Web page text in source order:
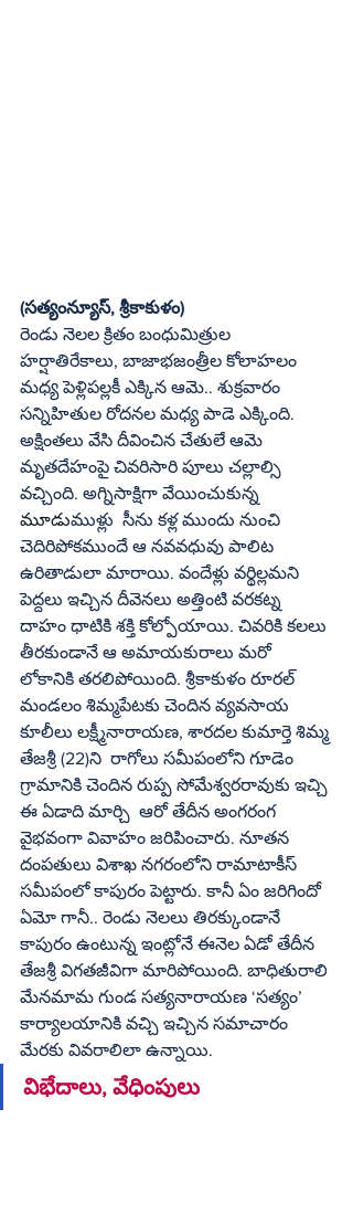
(సత్యంన్యూస్, శ్రీకాకుళం)
రెండు నెలల క్రితం బంధుమిత్రుల
హర్షాతిరేకాలు, బాజాభజంత్రీల కోలాహలం
మధ్య పెళ్లిపల్లకీ ఎక్కిన ఆమె.. శుక్రవారం
సన్నిహితుల రోదనల మధ్య పాడె ఎక్కింది.
అక్షింతలు వేసి దీవించిన చేతులే ఆమె
మృతదేహంపై చివరిసారి పూలు చల్లాల్సి
వచ్చింది. అగ్నిసాక్షిగా వేయించుకున్న
మూడుముళ్లు  సీను కళ్ల ముందు నుంచి
చెదిరిపోకముందే ఆ నవవధువు పాలిట
ఉరితాడులా మారాయి. వందేళ్లు వర్థిల్లమని
పెద్దలు ఇచ్చిన దీవెనలు అత్తింటి వరకట్న
దాహం ధాటికి శక్తి కోల్పోయాయి. చివరికి కలలు
తీరకుండానే ఆ అమాయకురాలు మరో
లోకానికి తరలిపోయింది. శ్రీకాకుళం రూరల్
మండలం శిమ్మపేటకు చెందిన వ్యవసాయ
కూలీలు లక్ష్మీనారాయణ, శారదల కుమార్తె శిమ్మ
తేజశ్రీ (22)ని  రాగోలు సమీపంలోని గూడెం
గ్రామానికి చెందిన రుప్ప సోమేశ్వరరావుకు ఇచ్చి
ఈ ఏడాది మార్చి  ఆరో తేదీన అంగరంగ
వైభవంగా వివాహం జరిపించారు. నూతన
దంపతులు విశాఖ నగరంలోని రామాటాకీస్
సమీపంలో కాపురం పెట్టారు. కానీ ఏం జరిగిందో
ఏమో గానీ.. రెండు నెలలు తిరక్కుండానే
కాపురం ఉంటున్న ఇంట్లోనే ఈనెల ఏడో తేదీన
తేజశ్రీ విగతజీవిగా మారిపోయింది. బాధితురాలి
మేనమామ గుండ సత్యనారాయణ ‘సత్యం’
కార్యాలయానికి వచ్చి ఇచ్చిన సమాచారం
మేరకు వివరాలిలా ఉన్నాయి.
విభేదాలు, వేధింపులు